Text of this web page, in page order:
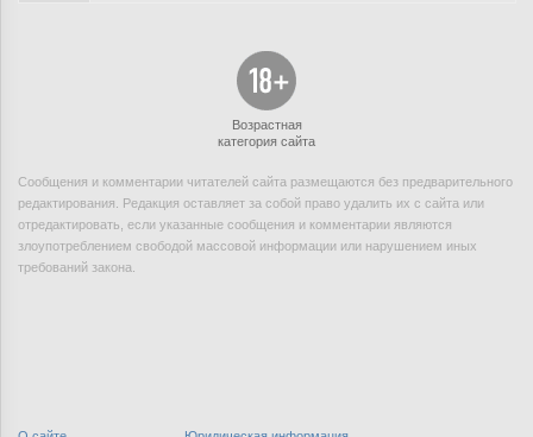
Возрастная
категория сайта
Сообщения и комментарии читателей сайта размещаются без предварительного
редактирования. Редакция оставляет за собой право удалить их с сайта или
отредактировать, если указанные сообщения и комментарии являются
злоупотреблением свободой массовой информации или нарушением иных
требований закона.